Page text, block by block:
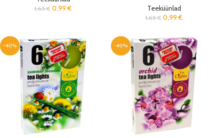
1,65€ 0,99€ Teeküünlad
1,65€ 0,99€
-40% -40%